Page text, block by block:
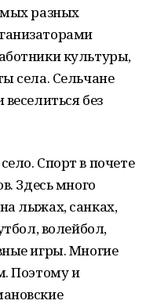
разных
культуры,
села. Сельчане
без
Спорт в почете
Здесь много
лыжах, санках,
волейбол,
игры. Многие
Поэтому и